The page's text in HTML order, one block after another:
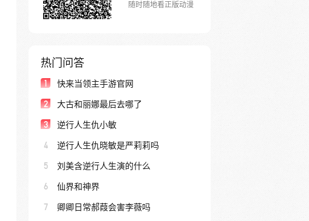
随时随地看正版动漫
热门问答
1 快来当领主手游官网
2 大古和丽娜最后去哪了
3 逆行人生仇小敏
4 逆行人生仇晓敏是严莉莉吗
5 刘美含逆行人生演的什么
6 仙界和神界
7 卿卿日常郝葭会害李薇吗